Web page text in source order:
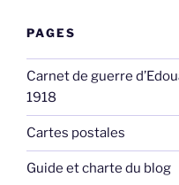
PAGES
Carnet de guerre
1918
Cartes postales
Guide et charte du blog